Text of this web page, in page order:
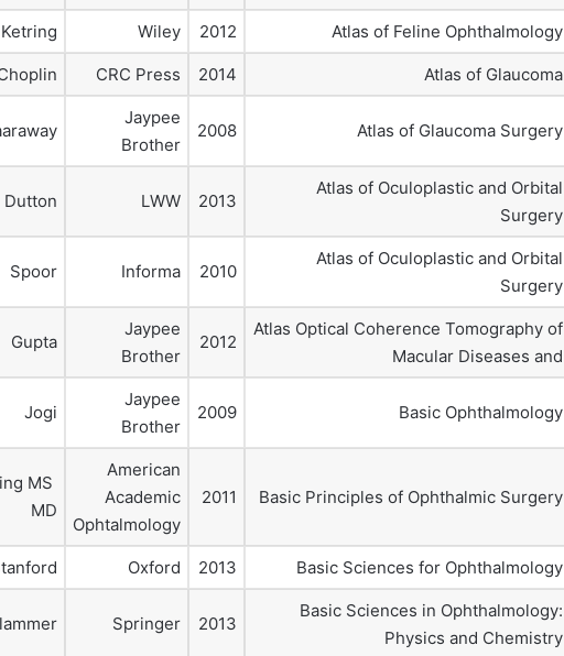
Atlas of Feline Ophthalmology
2012
Wiley
Ketring
Atlas of Glaucoma
2014
CRC Press
Atlas of Glaucoma Surgery
2008
Jaypee
Brother
Atlas of Oculoplastic and Orbital
Surgery
2013
LWW
Dutton
Atlas of Oculoplastic and Orbital
Surgery
2010
Informa
Spoor
Atlas Optical Coherence Tomography of
Macular Diseases and
2012
Jaypee
Brother
Gupta
Basic Ophthalmology
2009
Jaypee
Brother
Jogi
Basic Principles of Ophthalmic Surgery
2011
American
Academic
Ophtalmology
MS
MD
Basic Sciences for Ophthalmology
2013
Oxford
Basic Sciences in Ophthalmology:
Physics and Chemistry
2013
Springer